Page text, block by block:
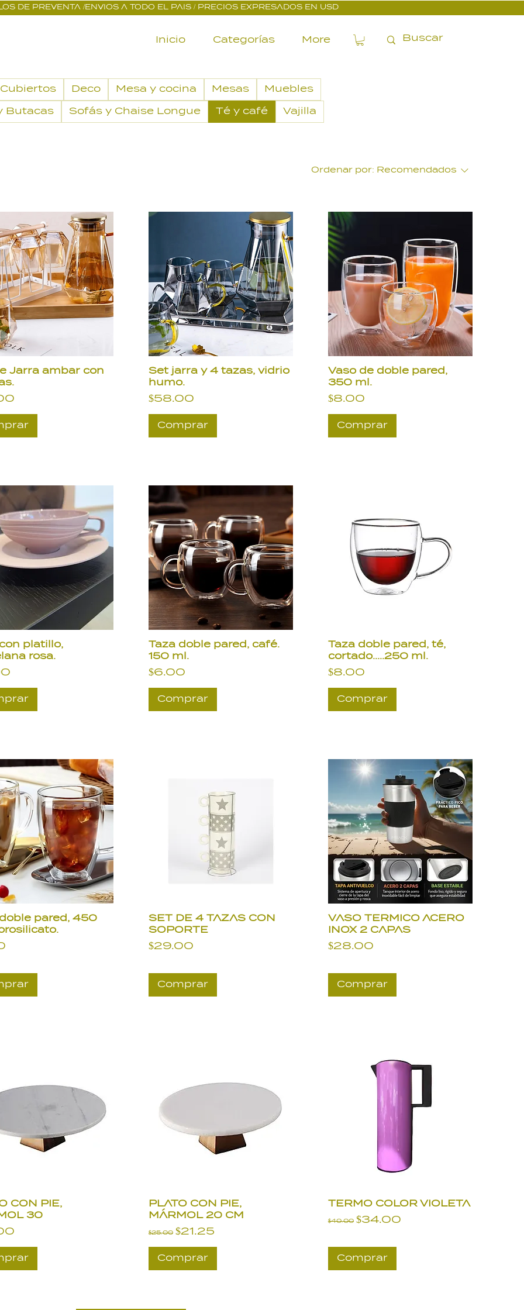
DE PREVENTA /ENVIOS A TODO EL PAIS / PRECIOS EXPRESADOS EN USD
Inicio Categorías More
Cubiertos Deco Mesa y cocina Mesas Muebles
Butacas Sofás y Chaise Longue Té y café Vajilla
Ordenar por: Recomendados
Jarra ambar con
Set jarra y 4 tazas, vidrio
humo.
Precio
$58.00
Comprar
Vaso de doble pared,
350 ml.
Precio
$8.00
Comprar
platillo,
rosa.
Taza doble pared, café.
150 ml.
Precio
$6.00
Comprar
Taza doble pared, té,
cortado.....250 ml.
Precio
$8.00
Comprar
pared, 450
SET DE 4 TAZAS CON
SOPORTE
Precio
$29.00
Comprar
VASO TERMICO ACERO
INOX 2 CAPAS
Precio
$28.00
Comprar
CON PIE,
30
PLATO CON PIE,
MÁRMOL 20 CM
Precio
$25.00 Precio de oferta
$21.25
Comprar
TERMO COLOR VIOLETA
Precio
$40.00 Precio de oferta
$34.00
Comprar